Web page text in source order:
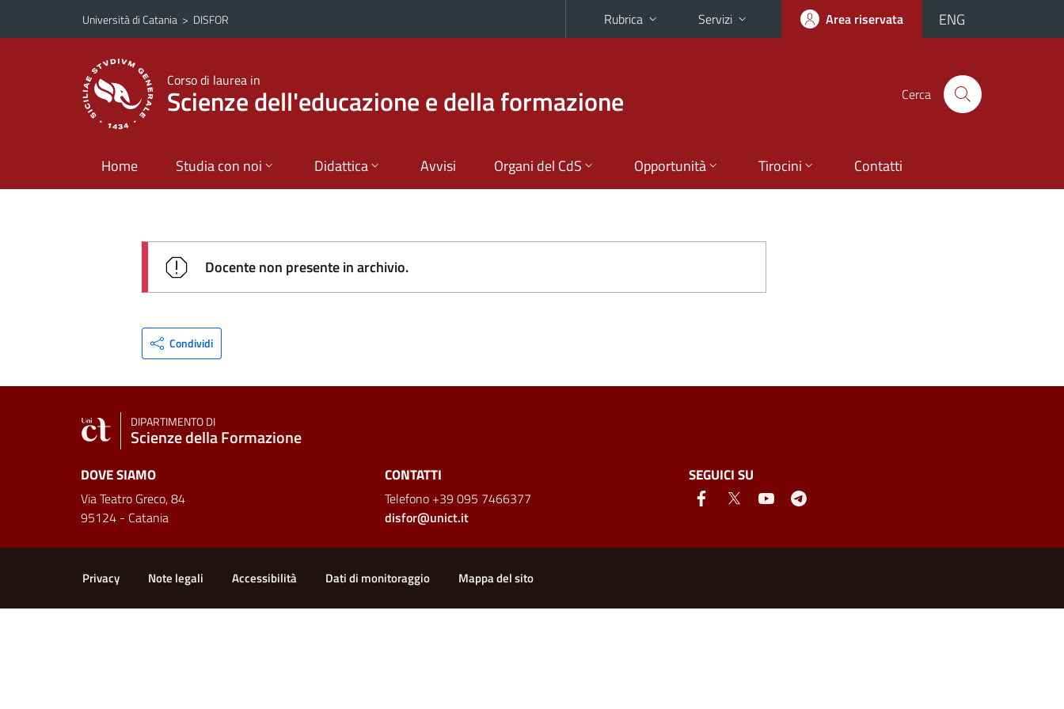
Vai al contenuto principale
Vai al menu di navigazione
Università di Catania > DISFOR Rubrica Servizi Area riservata ENG
Corso di laurea in
Scienze dell'educazione e della formazione Cerca
Home Studia con noi Didattica Avvisi Organi del CdS Opportunità Tirocini Contatti
Docente non presente in archivio.
Condividi
DIPARTIMENTO DI
Scienze della Formazione
DOVE SIAMO
Via Teatro Greco, 84
95124 - Catania
CONTATTI
Telefono +39 095 7466377
disfor@unict.it
SEGUICI SU
Privacy Note legali Accessibilità Dati di monitoraggio Mappa del sito